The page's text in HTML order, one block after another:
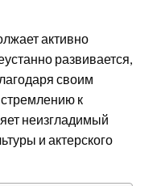
активно
развивается,
своим
к
неизгладимый
и актерского